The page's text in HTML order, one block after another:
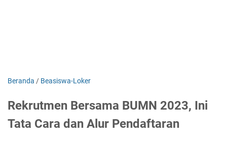
Beranda / Beasiswa-Loker
Rekrutmen Bersama BUMN 2023, Ini
Tata Cara dan Alur Pendaftaran